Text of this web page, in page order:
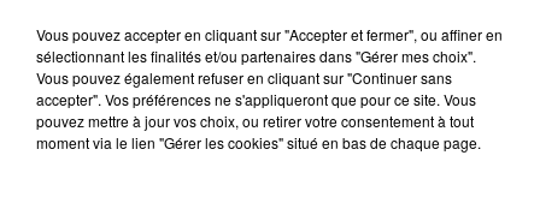
journée décalée, samedi.
- La mise en place d'un arboretum à Clazay (photo)
- Un rassemblement burlesque cette semaine à Nueil-
les-Aubiers
Vous pouvez accepter en cliquant sur "Accepter et fermer", ou affiner en
sélectionnant les finalités et/ou partenaires dans "Gérer mes choix".
Vous pouvez également refuser en cliquant sur "Continuer sans
accepter". Vos préférences ne s'appliqueront que pour ce site. Vous
pouvez mettre à jour vos choix, ou retirer votre consentement à tout
moment via le lien "Gérer les cookies" situé en bas de chaque page.